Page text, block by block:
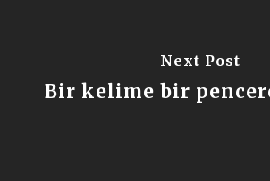
Next Post
Bir kelime bir